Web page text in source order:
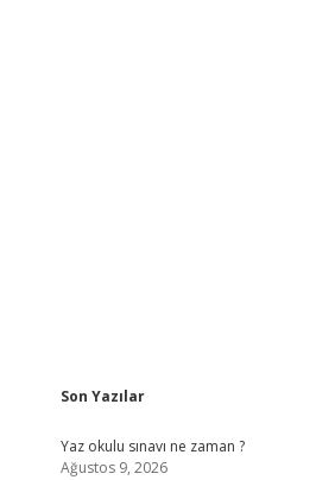
Sidebar
Son Yazılar
Yaz okulu sınavı ne zaman ?
Ağustos 9, 2026